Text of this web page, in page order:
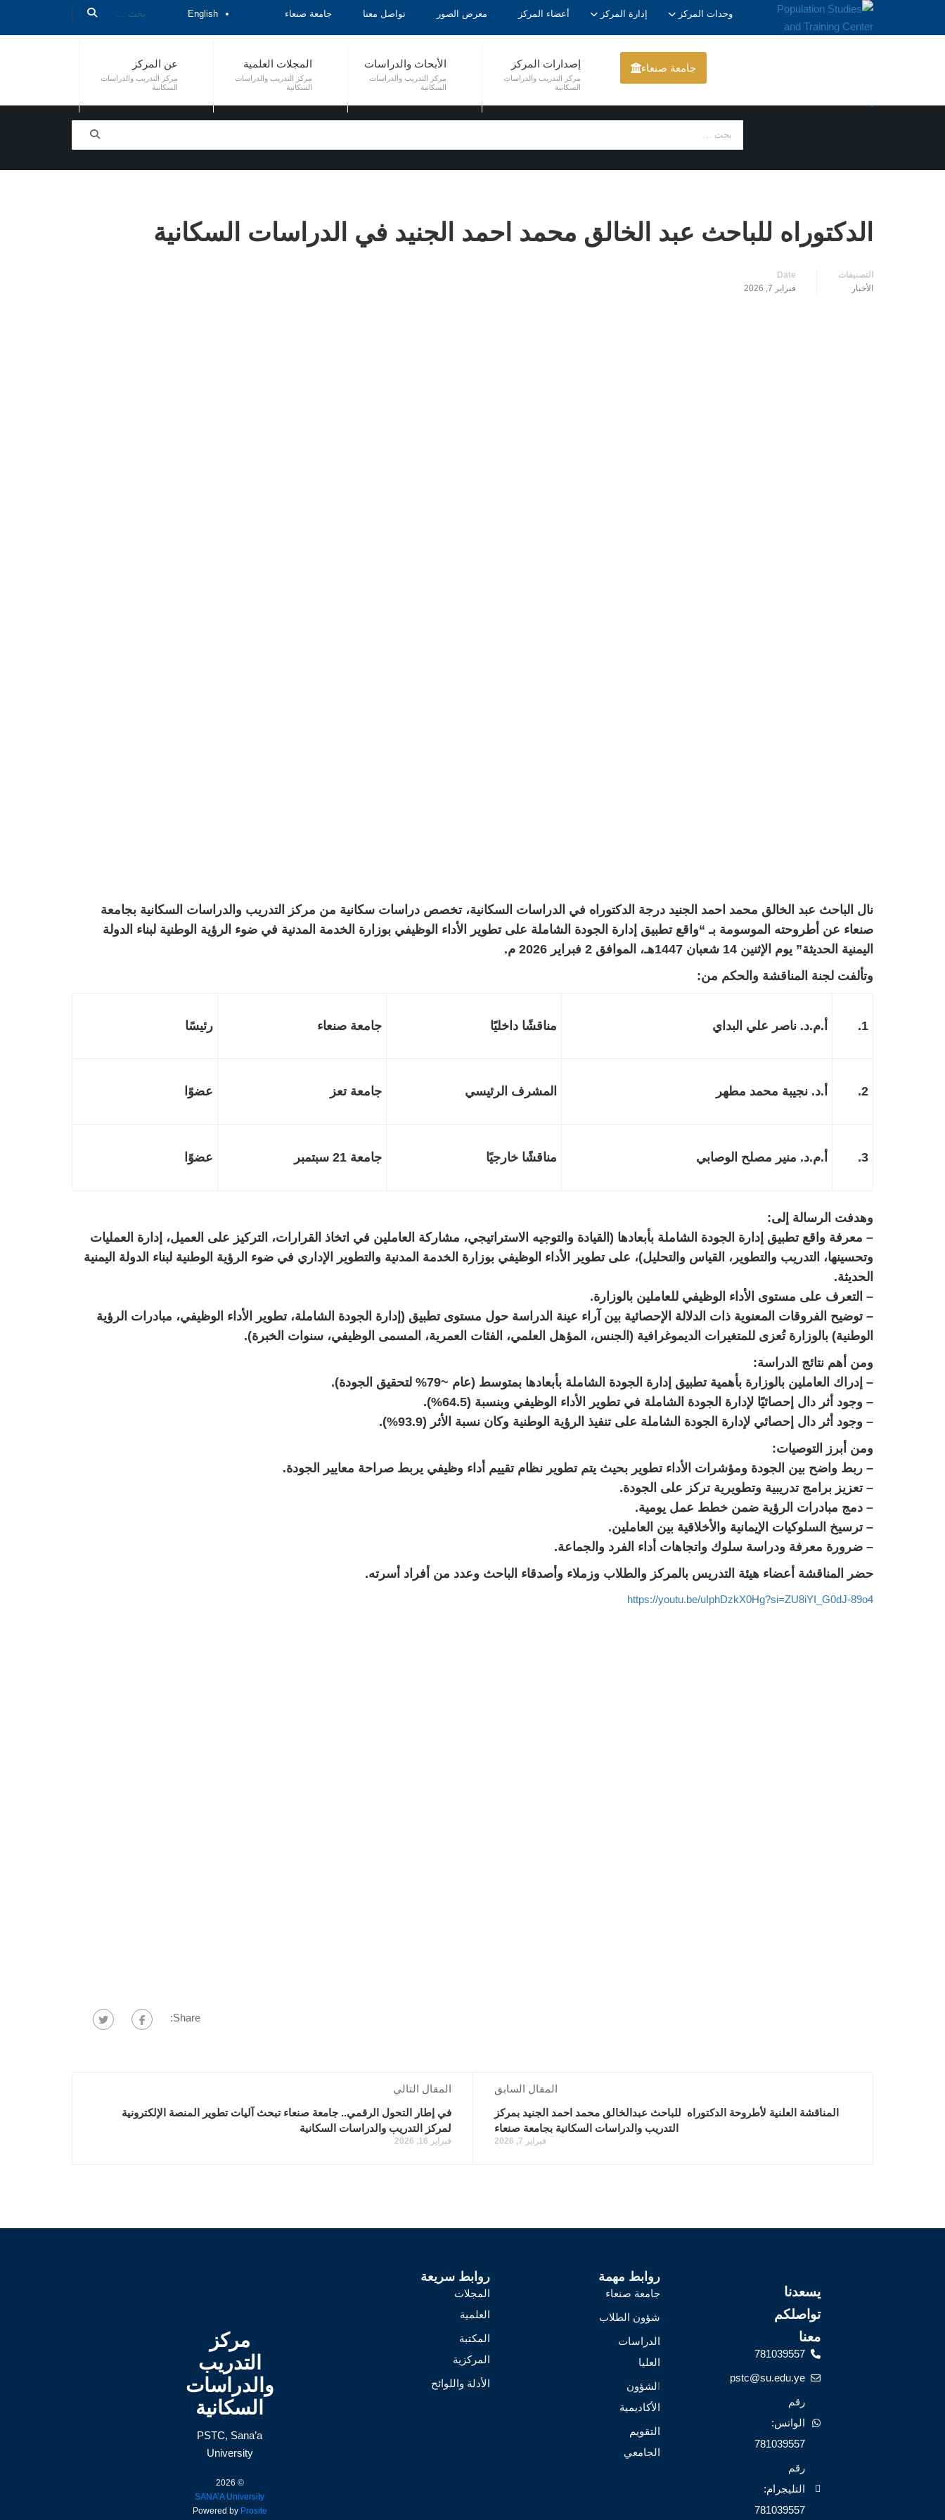
وحدات المركز إدارة المركز أعضاء المركز معرض الصور تواصل معنا جامعة صنعاء English
جامعة صنعاء إصدارات المركز
مركز التدريب والدراسات
السكانية
الأبحاث والدراسات
مركز التدريب والدراسات
السكانية
المجلات العلمية
مركز التدريب والدراسات
السكانية
عن المركز
مركز التدريب والدراسات
السكانية
الدكتوراه للباحث عبد الخالق محمد احمد الجنيد في الدراسات السكانية
التصنيفات
الأخبار
Date
فبراير 7, 2026
نال الباحث عبد الخالق محمد احمد الجنيد درجة الدكتوراه في الدراسات السكانية، تخصص دراسات سكانية من مركز التدريب والدراسات السكانية بجامعة
صنعاء عن أطروحته الموسومة بـ “واقع تطبيق إدارة الجودة الشاملة على تطوير الأداء الوظيفي بوزارة الخدمة المدنية في ضوء الرؤية الوطنية لبناء الدولة
اليمنية الحديثة” يوم الإثنين 14 شعبان 1447هـ، الموافق 2 فبراير 2026 م.
وتألفت لجنة المناقشة والحكم من:
1. أ.م.د. ناصر علي البداي مناقشًا داخليًا جامعة صنعاء رئيسًا
2. أ.د. نجيبة محمد مطهر المشرف الرئيسي جامعة تعز عضوًا
3. أ.م.د. منير مصلح الوصابي مناقشًا خارجيًا جامعة 21 سبتمبر عضوًا
وهدفت الرسالة إلى:
– معرفة واقع تطبيق إدارة الجودة الشاملة بأبعادها (القيادة والتوجيه الاستراتيجي، مشاركة العاملين في اتخاذ القرارات، التركيز على العميل، إدارة العمليات
وتحسينها، التدريب والتطوير، القياس والتحليل)، على تطوير الأداء الوظيفي بوزارة الخدمة المدنية والتطوير الإداري في ضوء الرؤية الوطنية لبناء الدولة اليمنية
الحديثة.
– التعرف على مستوى الأداء الوظيفي للعاملين بالوزارة.
– توضيح الفروقات المعنوية ذات الدلالة الإحصائية بين آراء عينة الدراسة حول مستوى تطبيق (إدارة الجودة الشاملة، تطوير الأداء الوظيفي، مبادرات الرؤية
الوطنية) بالوزارة تُعزى للمتغيرات الديموغرافية (الجنس، المؤهل العلمي، الفئات العمرية، المسمى الوظيفي، سنوات الخبرة).
ومن أهم نتائج الدراسة:
– إدراك العاملين بالوزارة بأهمية تطبيق إدارة الجودة الشاملة بأبعادها بمتوسط (عام ~79% لتحقيق الجودة).
– وجود أثر دال إحصائيًا لإدارة الجودة الشاملة في تطوير الأداء الوظيفي وبنسبة (64.5%).
– وجود أثر دال إحصائي لإدارة الجودة الشاملة على تنفيذ الرؤية الوطنية وكان نسبة الأثر (93.9%).
ومن أبرز التوصيات:
– ربط واضح بين الجودة ومؤشرات الأداء تطوير بحيث يتم تطوير نظام تقييم أداء وظيفي يربط صراحة معايير الجودة.
– تعزيز برامج تدريبية وتطويرية تركز على الجودة.
– دمج مبادرات الرؤية ضمن خطط عمل يومية.
– ترسيخ السلوكيات الإيمانية والأخلاقية بين العاملين.
– ضرورة معرفة ودراسة سلوك واتجاهات أداء الفرد والجماعة.
حضر المناقشة أعضاء هيئة التدريس بالمركز والطلاب وزملاء وأصدقاء الباحث وعدد من أفراد أسرته.
https://youtu.be/uIphDzkX0Hg?si=ZU8iYI_G0dJ-89o4
Share:
المقال السابق
المناقشة العلنية لأطروحة الدكتوراه للباحث عبدالخالق محمد احمد الجنيد بمركز
التدريب والدراسات السكانية بجامعة صنعاء
فبراير 7, 2026
المقال التالي
في إطار التحول الرقمي.. جامعة صنعاء تبحث آليات تطوير المنصة الإلكترونية
لمركز التدريب والدراسات السكانية
فبراير 16, 2026
يسعدنا
تواصلكم
معنا
781039557
pstc@su.edu.ye
رقم
الواتس:
781039557
رقم
التليجرام:
781039557
روابط مهمة
جامعة صنعاء
شؤون الطلاب
الدراسات
العليا
الشؤون
الأكاديمية
التقويم
الجامعي
روابط سريعة
المجلات
العلمية
المكتبة
المركزية
الأدلة واللوائح
مركز
التدريب
والدراسات
السكانية
PSTC, Sana’a
University
© 2026
SANA’A University
Powered by Prosite